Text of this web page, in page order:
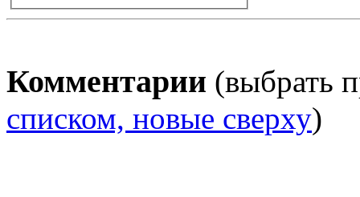
Комментарии (выбрать
списком, новые сверху)